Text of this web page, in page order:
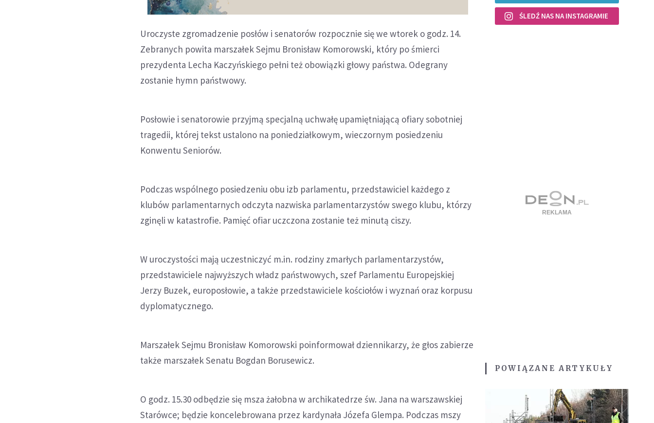
Uroczyste zgromadzenie posłów i senatorów rozpocznie się we wtorek o godz. 14.
Zebranych powita marszałek Sejmu Bronisław Komorowski, który po śmierci
prezydenta Lecha Kaczyńskiego pełni też obowiązki głowy państwa. Odegrany
zostanie hymn państwowy.
Posłowie i senatorowie przyjmą specjalną uchwałę upamiętniającą ofiary sobotniej
tragedii, której tekst ustalono na poniedziałkowym, wieczornym posiedzeniu
Konwentu Seniorów.
Podczas wspólnego posiedzeniu obu izb parlamentu, przedstawiciel każdego z
klubów parlamentarnych odczyta nazwiska parlamentarzystów swego klubu, którzy
zginęli w katastrofie. Pamięć ofiar uczczona zostanie też minutą ciszy.
W uroczystości mają uczestniczyć m.in. rodziny zmarłych parlamentarzystów,
przedstawiciele najwyższych władz państwowych, szef Parlamentu Europejskiej
Jerzy Buzek, europosłowie, a także przedstawiciele kościołów i wyznań oraz korpusu
dyplomatycznego.
Marszałek Sejmu Bronisław Komorowski poinformował dziennikarzy, że głos zabierze
także marszałek Senatu Bogdan Borusewicz.
O godz. 15.30 odbędzie się msza żałobna w archikatedrze św. Jana na warszawskiej
Starówce; będzie koncelebrowana przez kardynała Józefa Glempa. Podczas mszy
ŚLEDŹ NAS NA INSTAGRAMIE
POWIĄZANE ARTYKUŁY